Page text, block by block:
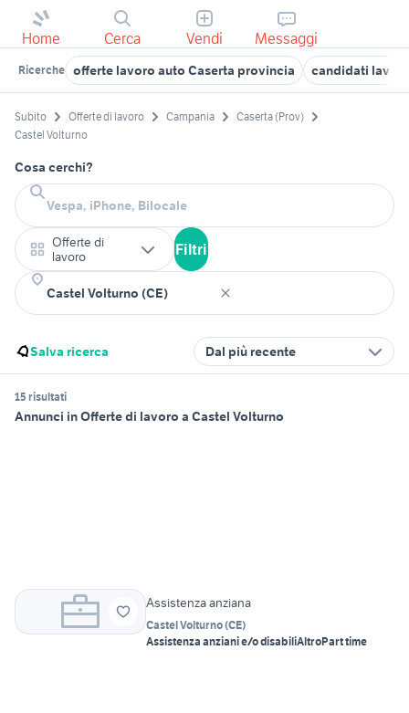
Home Cerca Vendi Messaggi
Ricerche offerte lavoro auto Caserta provincia candidati
Subito Offerte di lavoro Campania
Caserta (Prov)
Castel Volturno
Cosa cerchi?
Offerte di
lavoro
Filtri
Salva ricerca Dal più recente
15 risultati
Annunci in Offerte di lavoro a Castel Volturno
Assistenza anziana
Castel Volturno(CE)
Assistenza anziani e/o disabiliAltroPart time